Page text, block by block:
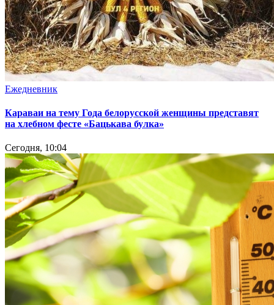
Ежедневник
Караваи на тему Года белорусской женщины представят
на хлебном фесте «Бацькава булка»
Сегодня, 10:04